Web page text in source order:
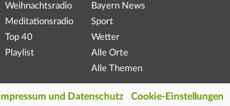
Weihnachtsradio
Meditationsradio
Top 40
Playlist
Bayern News
Sport
Wetter
Alle Orte
Alle Themen
Impressum und Datenschutz Cookie-Einstellungen